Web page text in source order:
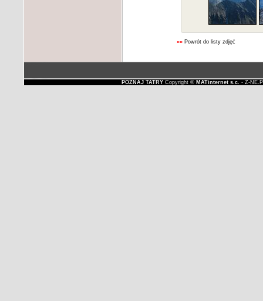
«« Powrót do listy zdjęć
POZNAJ TATRYCopyright © MATinternet s.c. - Z-